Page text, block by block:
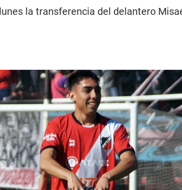
la transferencia del delantero